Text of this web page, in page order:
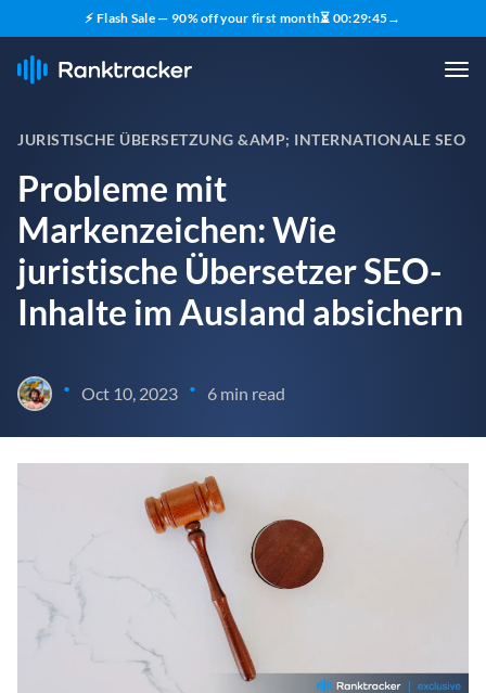
⚡ Flash Sale — 90% off your first month⏳ 00:29:43→
JURISTISCHE ÜBERSETZUNG &AMP; INTERNATIONALE SEO
Probleme mit
Markenzeichen: Wie
juristische Übersetzer SEO-
Inhalte im Ausland absichern
• Oct 10, 2023 • 6 min read